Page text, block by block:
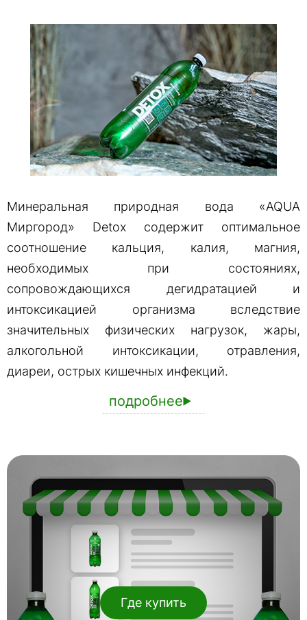
Минеральная природная вода «AQUA
Миргород» Detox содержит оптимальное
соотношение кальция, калия, магния,
необходимых при состояниях,
сопровождающихся дегидратацией и
интоксикацией организма вследствие
значительных физических нагрузок, жары,
алкогольной интоксикации, отравления,
диареи, острых кишечных инфекций.
Где купить